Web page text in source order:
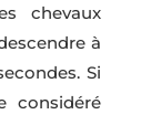
chevaux
à
Si
considéré